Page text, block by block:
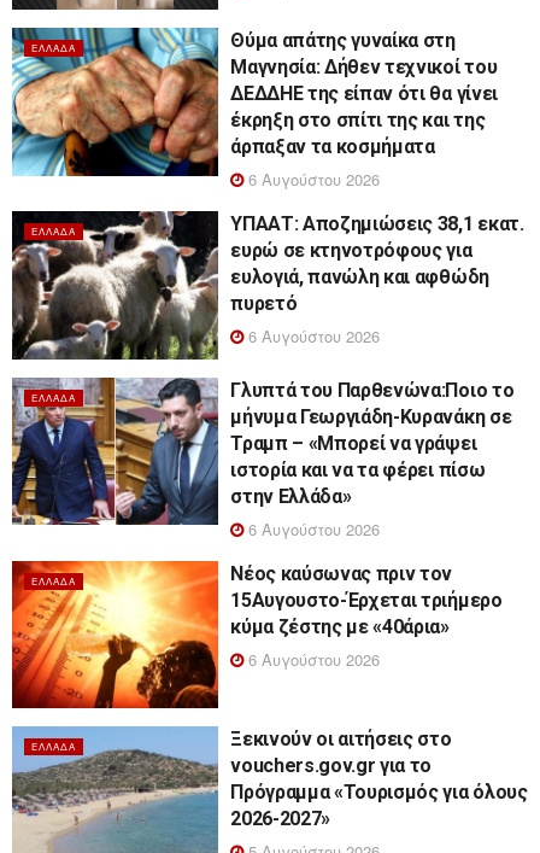
ΕΛΛΆΔΑ
Θύμα απάτης γυναίκα στη
Μαγνησία: Δήθεν τεχνικοί του
ΔΕΔΔΗΕ της είπαν ότι θα γίνει
έκρηξη στο σπίτι της και της
άρπαξαν τα κοσμήματα
6 Αυγούστου 2026
ΕΛΛΆΔΑ
ΥΠΑΑΤ: Αποζημιώσεις 38,1 εκατ.
ευρώ σε κτηνοτρόφους για
ευλογιά, πανώλη και αφθώδη
πυρετό
6 Αυγούστου 2026
ΕΛΛΆΔΑ
Γλυπτά του Παρθενώνα:Ποιο το
μήνυμα Γεωργιάδη-Κυρανάκη σε
Τραμπ – «Μπορεί να γράψει
ιστορία και να τα φέρει πίσω
στην Ελλάδα»
6 Αυγούστου 2026
ΕΛΛΆΔΑ
Νέος καύσωνας πριν τον
15Αυγουστο-Έρχεται τριήμερο
κύμα ζέστης με «40άρια»
6 Αυγούστου 2026
ΕΛΛΆΔΑ
Ξεκινούν οι αιτήσεις στο
vouchers.gov.gr για το
Πρόγραμμα «Τουρισμός για όλους
2026-2027»